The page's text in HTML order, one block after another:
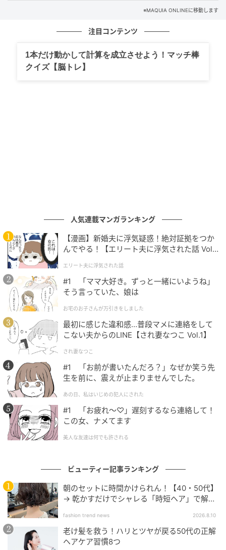
美容は楽しい？
出典元：MAQUIA
「やればやる分、綺麗になるから。自信の
源。」
「面倒だと感じる時もある」と答えたごく少数を除
く、9割以上が「楽しい」と回答。
理由に関しては、「自信が得られるから」「効果が実
感できる」などの意見が多数を占めた。また、「美容
は自分という素材を使った一生終わらない実験のよう
※MAQUIA ONLINEに移動します
注目コンテンツ
1本だけ動かして計算を成立させよう！マッチ棒
クイズ【脳トレ】
人気連載マンガランキング
【漫画】新婚夫に浮気疑惑！絶対証拠をつか
んでやる！【エリート夫に浮気された話 Vol.
エリート夫に浮気された話
#1 「ママ大好き。ずっと一緒にいようね」
そう言っていた、娘は
お宅のお子さんが万引きをしました
最初に感じた違和感…普段マメに連絡をして
こない夫からのLINE【され妻なつこ Vol.1】
され妻なつこ
#1 「お前が書いたんだろ？」なぜか笑う先
生を前に、震えが止まりませんでした。
あの日、私はいじめの犯人にされた
#1 「お疲れ〜♡」遅刻するなら連絡して！
この女、ナメてます
美人な友達は何でも許される
ビューティー記事ランキング
朝のセットに時間かけられん！【40・50代】
→ 乾かすだけでシャレる「時短ヘア」で解決
fashion trend news 2026.8.10
老け髪を救う！ハリとツヤが戻る50代の正解
ヘアケア習慣8つ